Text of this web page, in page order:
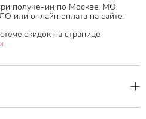
получении по Москве, МО,
или онлайн оплата на сайте.
скидок на странице
из натуральной свиной